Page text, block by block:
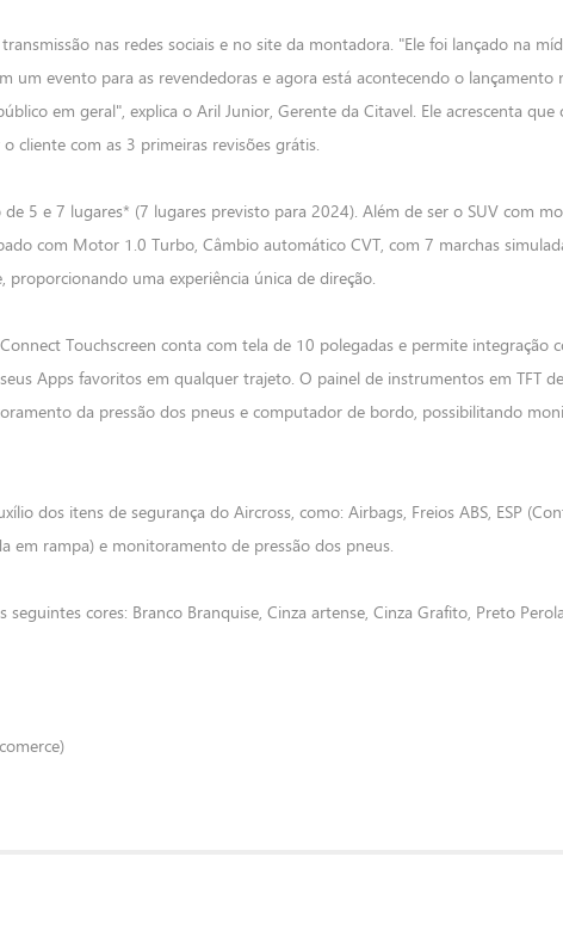
nas redes sociais e no site da montadora. "Ele foi lançado na
um evento para as revendedoras e agora está acontecendo o lançamento
em geral", explica o Aril Junior, Gerente da Citavel. Ele acrescenta que
cliente com as 3 primeiras revisões grátis.
5 e 7 lugares* (7 lugares previsto para 2024). Além de ser o SUV com
com Motor 1.0 Turbo, Câmbio automático CVT, com 7 marchas
uma experiência única de direção.
Touchscreen conta com tela de 10 polegadas e permite integração
Apps favoritos em qualquer trajeto. O painel de instrumentos em TFT
da pressão dos pneus e computador de bordo, possibilitando
dos itens de segurança do Aircross, como: Airbags, Freios ABS, ESP
em rampa) e monitoramento de pressão dos pneus.
cores: Branco Branquise, Cinza artense, Cinza Grafito, Preto